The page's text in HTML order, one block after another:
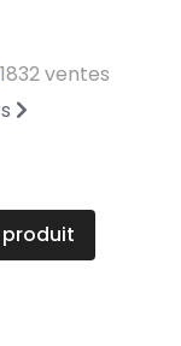
1832 ventes